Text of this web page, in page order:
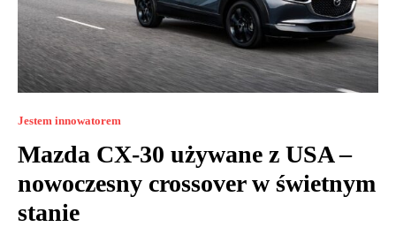
Jestem innowatorem
Mazda CX-30 używane z USA –
nowoczesny crossover w świetnym
stanie